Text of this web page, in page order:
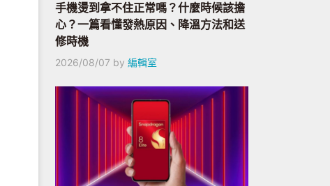
手機燙到拿不住正常嗎？什麼時候該擔
心？一篇看懂發熱原因、降溫方法和送
修時機
2026/08/07 by 編輯室